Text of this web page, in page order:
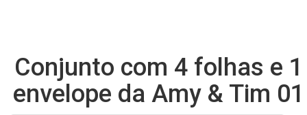
Conjunto com 4 folhas e 1
envelope da Amy & Tim 01